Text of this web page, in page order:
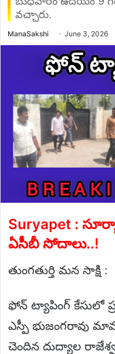
వచ్చారు.
ManaSakshiSend June 3, 2026
Suryapet :
ఏసీబీ సోదాలు..!
తుంగతుర్తి మన సాక్షి :
ఫోన్ ట్యాపింగ్ కేసులో
ఎస్పీ భుజంగరావు
చెందిన దుద్యాల